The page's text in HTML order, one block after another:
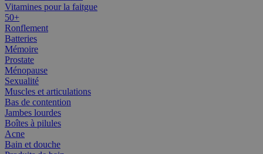
Vitamines pour la faitgue
50+
Ronflement
Batteries
Mémoire
Prostate
Ménopause
Sexualité
Muscles et articulations
Bas de contention
Jambes lourdes
Boîtes à pilules
Acne
Bain et douche